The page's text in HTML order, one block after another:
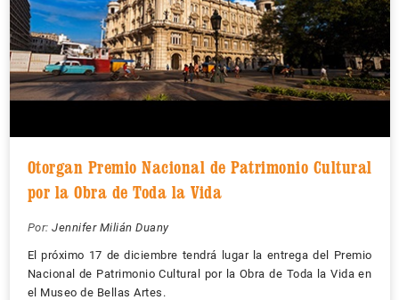
Otorgan Premio Nacional de Patrimonio Cultural
por la Obra de Toda la Vida
Por: Jennifer Milián Duany
El próximo 17 de diciembre tendrá lugar la entrega del Premio
Nacional de Patrimonio Cultural por la Obra de Toda la Vida en
el Museo de Bellas Artes.